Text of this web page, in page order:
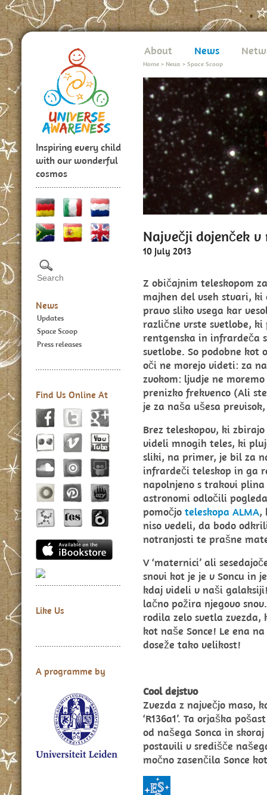
Inspiring every child
with our wonderful
cosmos
News
Updates
Space Scoop
Press releases
Find Us Online At
Like Us
A programme by
About News
Home > News > Space Scoop
Največji dojenček
10 July 2013
Z običajnim teleskopom
majhen del vseh stvari, ki
pravo sliko vsega kar
različne vrste svetlobe, ki
rentgenska in infrardeča
svetlobe. So podobne kot
oči ne morejo videti: za
zvokom: ljudje ne
prenizko frekvenco (Ali
je za naša ušesa
Brez teleskopov, ki
videli mnogih teles, ki
sliki, na primer, je bil za
infrardeči teleskop in ga
napolnjeno s trakovi
astronomi odločili
pomočjo teleskopa ALMA,
niso vedeli, da bodo
notranjosti te prašne
V ‘maternici’ ali
snovi kot je je v Soncu in
kdaj videli v naši
lačno požira njegovo
rodila zelo svetla zvezda,
kot naše Sonce! Le ena
doseže tako velikost!
Cool dejstvo
Zvezda z največjo maso,
‘R136a1’. Ta orjaška
od našega Sonca in
postavili v središče
močno zasenčila Sonce